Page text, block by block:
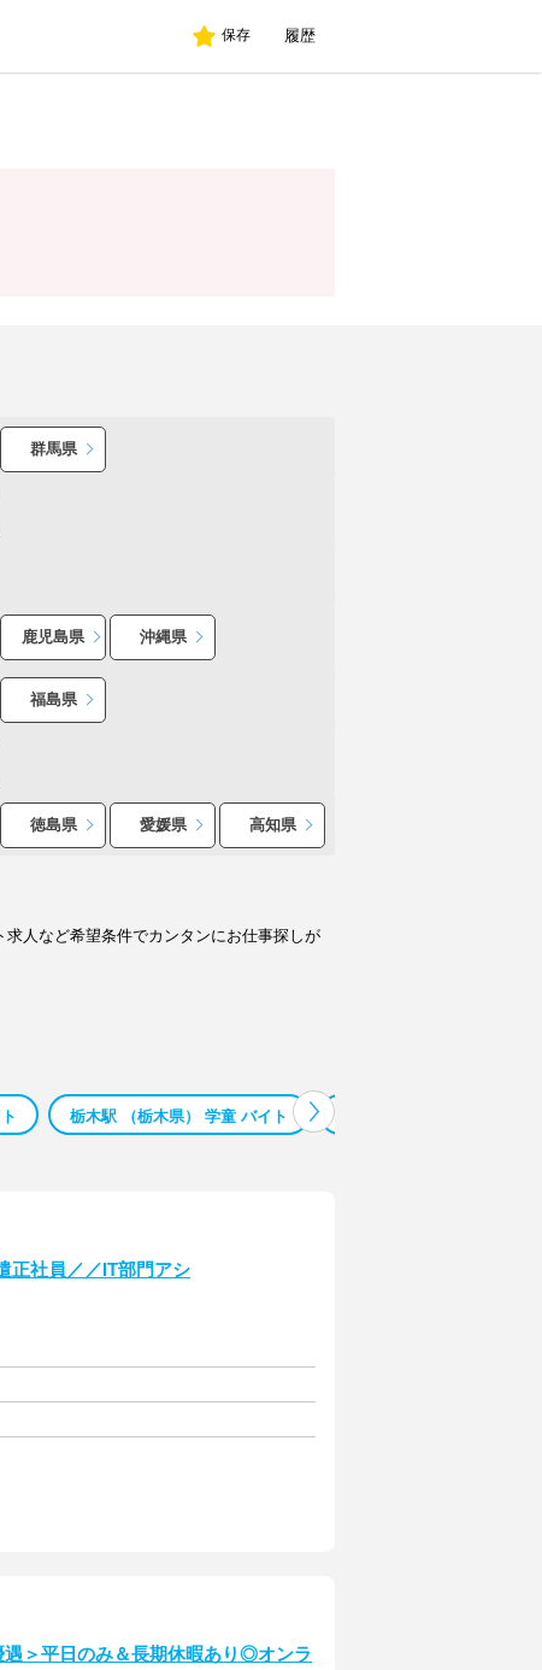
保存 履歴
群馬県
鹿児島県 沖縄県
福島県
徳島県 愛媛県 高知県
人など希望条件でカンタンにお仕事探しが
栃木駅 （栃木県） 学童 バイト
正社員／／IT部門アシ
遇＞平日のみ＆長期休暇あり◎オンラ